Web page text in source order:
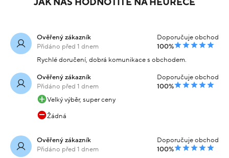
JAK NÁS HODNOTÍTE NA HEURECE
Ověřený zákazník
Přidáno před 1 dnem
Doporučuje obchod
100%
Rychlé doručení, dobrá komunikace s obchodem.
Ověřený zákazník
Přidáno před 1 dnem
Doporučuje obchod
100%
Velký výběr, super ceny
Žádná
Ověřený zákazník
Přidáno před 1 dnem
Doporučuje obchod
100%